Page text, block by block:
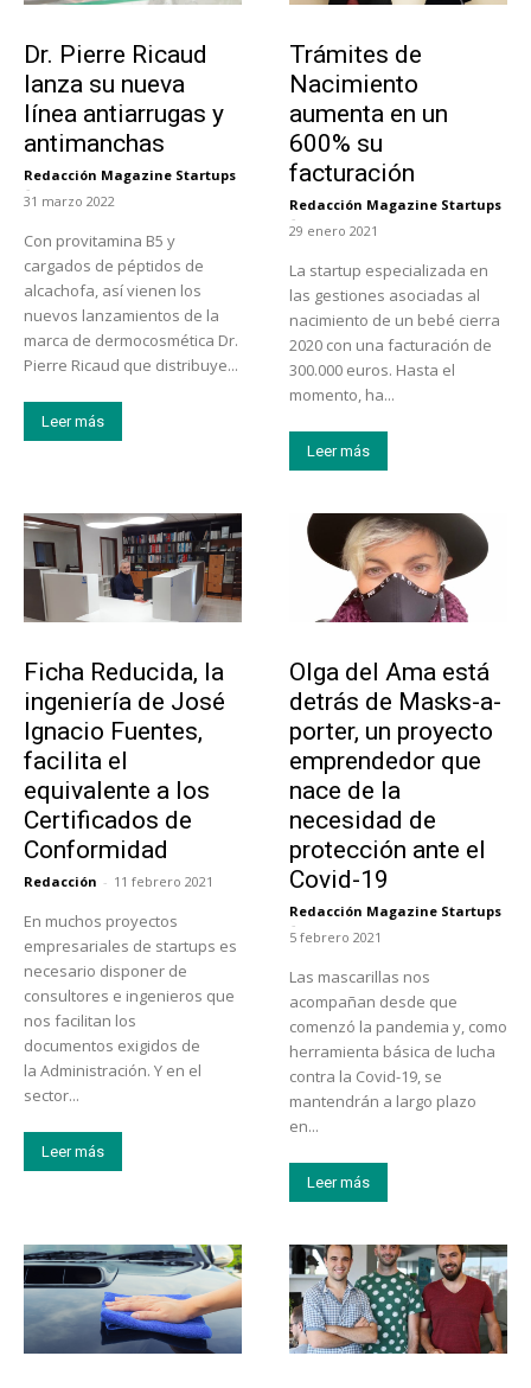
Dr. Pierre Ricaud
lanza su nueva
línea antiarrugas y
antimanchas
Redacción Magazine Startups
-
31 marzo 2022
Con provitamina B5 y
cargados de péptidos de
alcachofa, así vienen los
nuevos lanzamientos de la
marca de dermocosmética Dr.
Pierre Ricaud que distribuye...
Leer más
Trámites de
Nacimiento
aumenta en un
600% su
facturación
Redacción Magazine Startups
-
29 enero 2021
La startup especializada en
las gestiones asociadas al
nacimiento de un bebé cierra
2020 con una facturación de
300.000 euros. Hasta el
momento, ha...
Leer más
Ficha Reducida, la
ingeniería de José
Ignacio Fuentes,
facilita el
equivalente a los
Certificados de
Conformidad
Redacción - 11 febrero 2021
En muchos proyectos
empresariales de startups es
necesario disponer de
consultores e ingenieros que
nos facilitan los
documentos exigidos de
la Administración. Y en el
sector...
Leer más
Olga del Ama está
detrás de Masks-a-
porter, un proyecto
emprendedor que
nace de la
necesidad de
protección ante el
Covid-19
Redacción Magazine Startups
-
5 febrero 2021
Las mascarillas nos
acompañan desde que
comenzó la pandemia y, como
herramienta básica de lucha
contra la Covid-19, se
mantendrán a largo plazo
en...
Leer más